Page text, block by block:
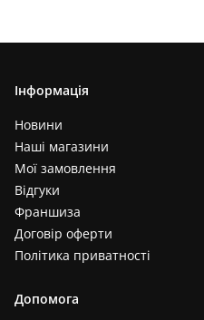
Інформація
Новини
Наші магазини
Мої замовлення
Відгуки
Франшиза
Договір оферти
Політика приватності
Допомога